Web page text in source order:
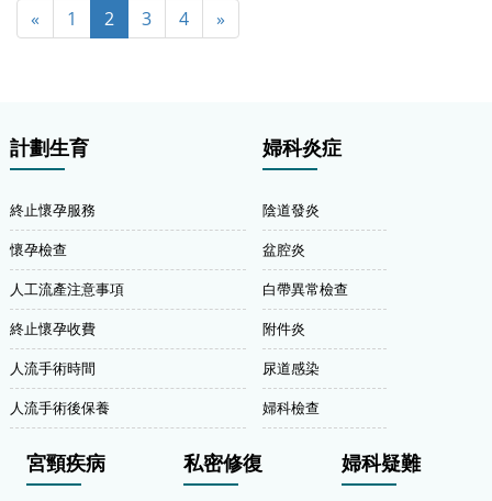
« 1 2 3 4 »
計劃生育
終止懷孕服務
懷孕檢查
人工流產注意事項
終止懷孕收費
人流手術時間
人流手術後保養
婦科炎症
陰道發炎
盆腔炎
白帶異常檢查
附件炎
尿道感染
婦科檢查
宮頸疾病 私密修復 婦科疑難